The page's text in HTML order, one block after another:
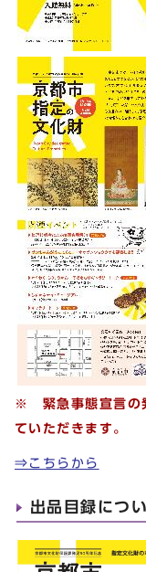
※ 緊急事態宣言の
ていただきます。
⇒こちらから
出品目録につ